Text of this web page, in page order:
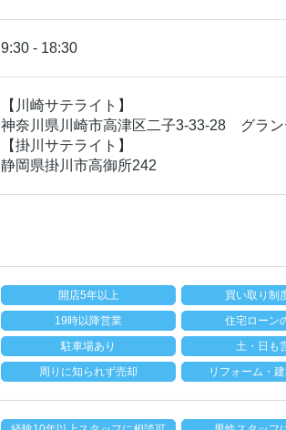
9:30 - 18:30
【川崎サテライト】
神奈川県川崎市高津区二子3-33-28 グラン
【掛川サテライト】
静岡県掛川市高御所242
開店5年以上 買い取り制
19時以降営業
住宅ローン
駐車場あり
土・日も
周りに知られず売却
リフォーム・